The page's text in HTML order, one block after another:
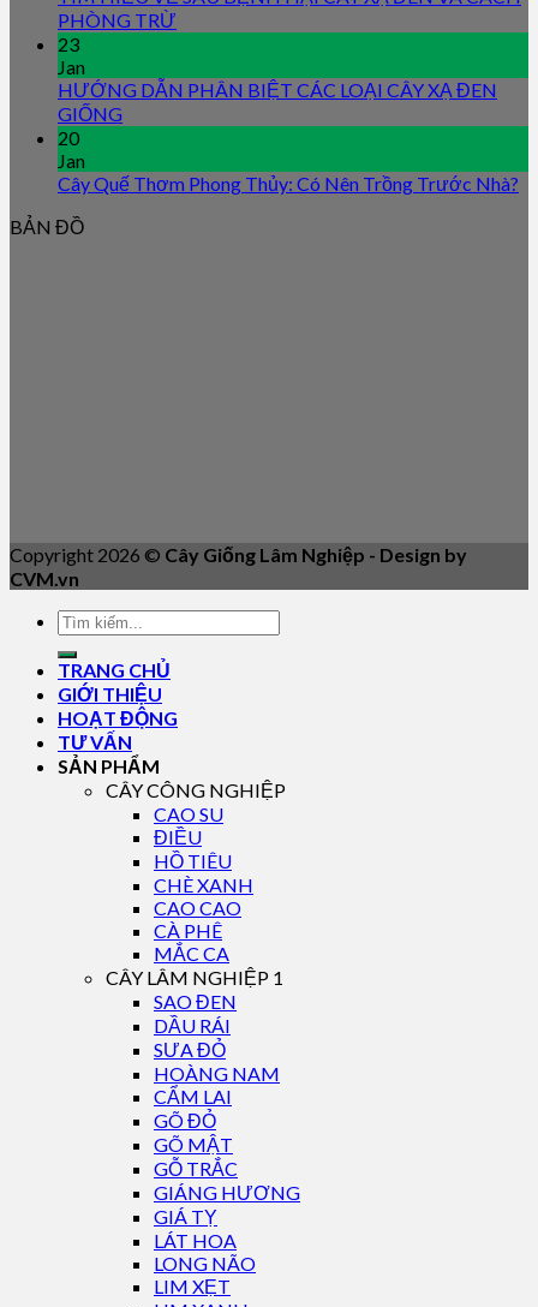
PHÒNG TRỪ
23
Jan
HƯỚNG DẪN PHÂN BIỆT CÁC LOẠI CÂY XẠ ĐEN
GIỐNG
20
Jan
Cây Quế Thơm Phong Thủy: Có Nên Trồng Trước Nhà?
BẢN ĐỒ
Copyright 2026 © Cây Giống Lâm Nghiệp - Design by
CVM.vn
TRANG CHỦ
GIỚI THIỆU
HOẠT ĐỘNG
TƯ VẤN
SẢN PHẨM
CÂY CÔNG NGHIỆP
CAO SU
ĐIỀU
HỒ TIÊU
CHÈ XANH
CAO CAO
CÀ PHÊ
MẮC CA
CÂY LÂM NGHIỆP 1
SAO ĐEN
DẦU RÁI
SƯA ĐỎ
HOÀNG NAM
CẨM LAI
GÕ ĐỎ
GÕ MẬT
GỖ TRẮC
GIÁNG HƯƠNG
GIÁ TỴ
LÁT HOA
LONG NÃO
LIM XẸT